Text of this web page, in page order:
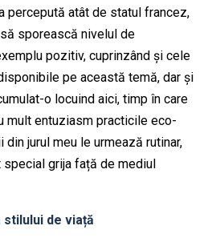
percepută atât de statul francez,
sporească nivelul de
pozitiv, cuprinzând și cele
pe această temă, dar și
o locuind aici, timp în care
mult entuziasm practicile eco-
jurul meu le urmează rutinar,
grija față de mediul
de viață